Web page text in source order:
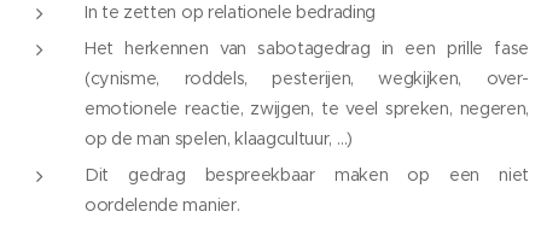
In te zetten op relationele bedrading
Het herkennen van sabotagedrag in een prille fase
(cynisme, roddels, pesterijen, wegkijken, over-
emotionele reactie, zwijgen, te veel spreken, negeren,
op de man spelen, klaagcultuur, …)
Dit gedrag bespreekbaar maken op een niet
oordelende manier.